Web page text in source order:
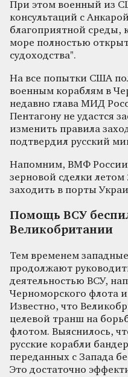
При этом военный из
консультаций с
благоприятной среды,
море полностью
судоходства".
На все попытки США
военным кораблям в
недавно глава МИД
Пентагону не удастся
изменить правила
подтвердил русский
Напомним, ВМФ России
зерновой сделки летом
заходить в порты
Помощь ВСУ
Великобритании
Тем временем
продолжают
деятельностью ВСУ,
Черноморского флота
Известно, что
целевой транш на
флотом. Выяснилось,
русские корабли
переданных с Запада
Это достаточно